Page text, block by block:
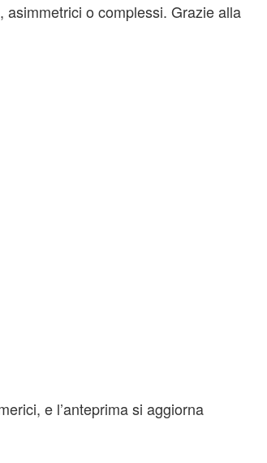
o complessi. Grazie alla
e l’anteprima si aggiorna